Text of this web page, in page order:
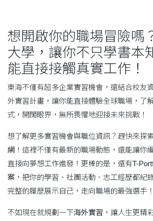
想開啟你的職場冒險嗎
大學，讓你不只學書本
能直接接觸真實工作！
東海不僅有超多企業實習機會，還結合校友
外實習計畫，讓你能直接體驗全球職場，了
式，開闊眼界，無所畏懼地迎接未來挑戰！
想了解更多實習機會與職位資訊？趕快來探
網 ！這裡不僅有最新的職場動態，還能讓你
直接向夢想工作進發！更棒的是，還有T-
案 ，把你的學習、社團活動、志工經歷都紀
完整的履歷展示自己，走向職場的最強選手！
不如現在就規劃一下海外實習 ，讓人生更精